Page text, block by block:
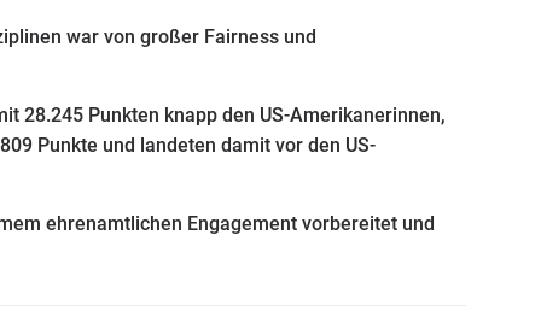
war von großer Fairness und
28.245 Punkten knapp den US-Amerikanerinnen,
Punkte und landeten damit vor den US-
ehrenamtlichen Engagement vorbereitet und